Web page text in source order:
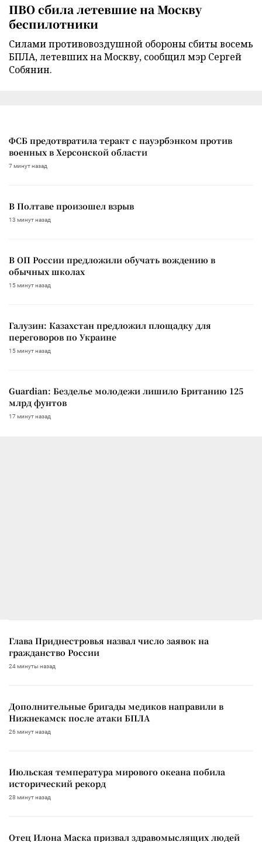
ПВО сбила летевшие на Москву
беспилотники
Силами противовоздушной обороны сбиты восемь
БПЛА, летевших на Москву, сообщил мэр Сергей
Собянин.
ФСБ предотвратила теракт с пауэрбэнком против
военных в Херсонской области
7 минут назад
В Полтаве произошел взрыв
13 минут назад
В ОП России предложили обучать вождению в
обычных школах
15 минут назад
Галузин: Казахстан предложил площадку для
переговоров по Украине
15 минут назад
Guardian: Безделье молодежи лишило Британию 125
млрд фунтов
17 минут назад
Глава Приднестровья назвал число заявок на
гражданство России
24 минуты назад
Дополнительные бригады медиков направили в
Нижнекамск после атаки БПЛА
26 минут назад
Июльская температура мирового океана побила
исторический рекорд
28 минут назад
Отец Илона Маска призвал здравомыслящих людей